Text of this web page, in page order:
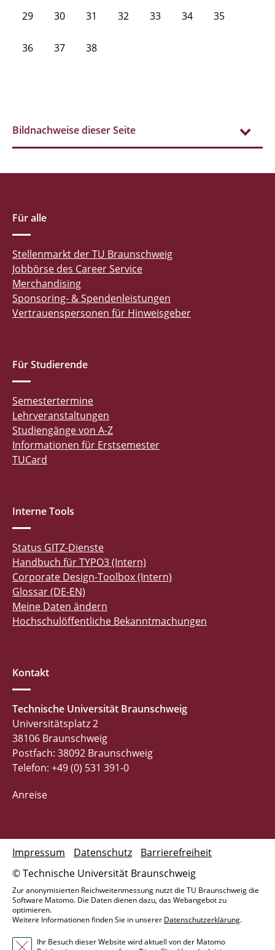
29 30 31 32 33 34 35
36 37 38
Bildnachweise dieser Seite
Für alle
Stellenmarkt der TU Braunschweig
Jobbörse des Career Service
Merchandising
Sponsoring- & Spendenleistungen
Vertrauenspersonen für Hinweisgeber
Für Studierende
Semestertermine
Lehrveranstaltungen
Studiengänge von A-Z
Informationen für Erstsemester
TUCard
Interne Tools
Status GITZ-Dienste
Handbuch für TYPO3 (Intern)
Corporate Design-Toolbox (Intern)
Glossar (DE-EN)
Meine Daten ändern
Hochschulöffentliche Bekanntmachungen
Kontakt
Technische Universität Braunschweig
Universitätsplatz 2
38106 Braunschweig
Postfach: 38092 Braunschweig
Telefon: +49 (0) 531 391-0
Anreise
© Technische Universität Braunschweig
Impressum Datenschutz Barrierefreiheit
Zur anonymisierten Reichweitenmessung nutzt die TU Braunschweig die
Software Matomo. Die Daten dienen dazu, das Webangebot zu
optimieren.
Weitere Informationen finden Sie in unserer Datenschutzerklärung.
Ihr Besuch dieser Website wird aktuell von der Matomo